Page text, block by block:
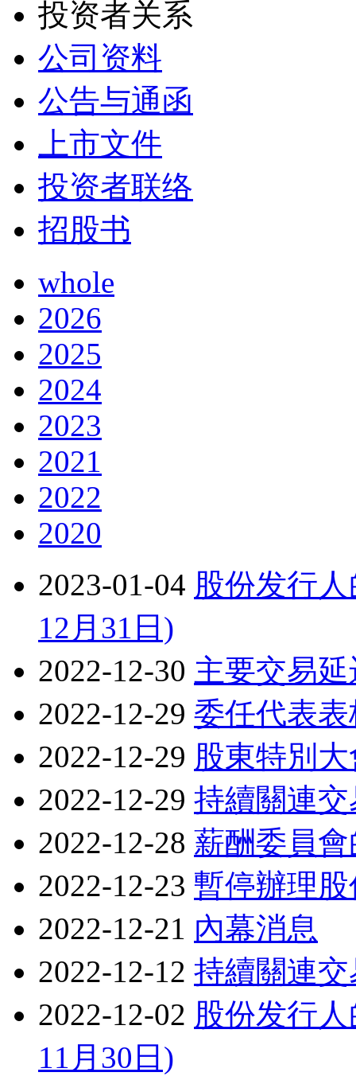
投资者关系
公司资料
公告与通函
上市文件
投资者联络
招股书
whole
2026
2025
2024
2023
2021
2022
2020
2023-01-04 股份发行
12月31日)
2022-12-30 主要交易
2022-12-29 委任代表表
2022-12-29 股東特別
2022-12-29 持續關連
2022-12-28 薪酬委員會
2022-12-23 暫停辦理
2022-12-21 內幕消息
2022-12-12 持續關連
2022-12-02 股份发行
11月30日)